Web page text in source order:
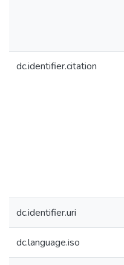
dc.identifier.citation
dc.identifier.uri
dc.language.iso